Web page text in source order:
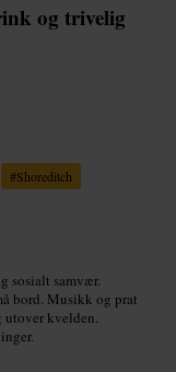
og trivelig
#Shoreditch
sosialt samvær.
bord. Musikk og prat
kvelden.